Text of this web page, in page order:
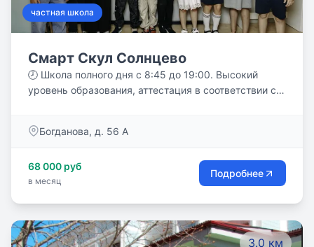
частная школа
Смарт Скул Солнцево
🕗 Школа полного дня с 8:45 до 19:00. Высокий
уровень образования, аттестация в соответствии с
язык от 4 часов в неделю. ⚡️ Дополнительные
грамотности, творческих способностей и кругозора.
🔥Все домашние задания выполняются в школе под
основных и дополнительных занятиях. 👩🏻 Мягкая
адаптация и психологическая поддержка детей и
Богданова, д. 56 А
68 000 руб
в месяц
Подробнее
3.0 км